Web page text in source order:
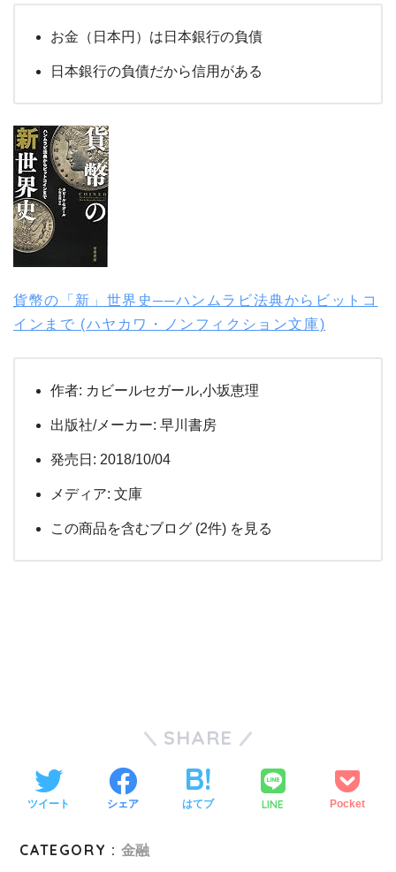
お金（日本円）は日本銀行の負債
日本銀行の負債だから信用がある
貨幣の「新」世界史──ハンムラビ法典からビットコ
インまで (ハヤカワ・ノンフィクション文庫)
作者: カビールセガール,小坂恵理
出版社/メーカー: 早川書房
発売日: 2018/10/04
メディア: 文庫
この商品を含むブログ (2件) を見る
SHARE
ツイート シェア はてブ LINE Pocket
CATEGORY : 金融